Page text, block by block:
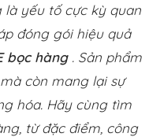
yếu tố cực kỳ quan
đóng gói hiệu quả
bọc hàng. Sản phẩm
còn mang lại sự
hóa. Hãy cùng tìm
từ đặc điểm, công